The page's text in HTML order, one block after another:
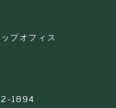
ップオフィス
1894